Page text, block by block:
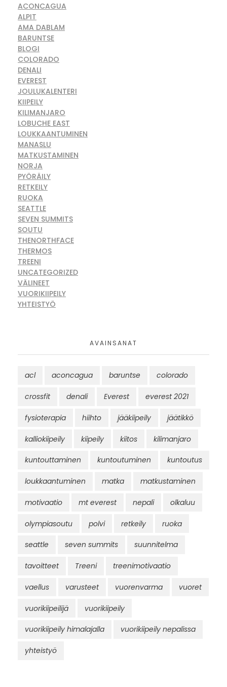
ACONCAGUA
ALPIT
AMA DABLAM
BARUNTSE
BLOGI
COLORADO
DENALI
EVEREST
JOULUKALENTERI
KIIPEILY
KILIMANJARO
LOBUCHE EAST
LOUKKAANTUMINEN
MANASLU
MATKUSTAMINEN
NORJA
PYÖRÄILY
RETKEILY
RUOKA
SEATTLE
SEVEN SUMMITS
SOUTU
THENORTHFACE
THERMOS
TREENI
UNCATEGORIZED
VÄLINEET
VUORIKIIPEILY
YHTEISTYÖ
AVAINSANAT
acl aconcagua baruntse colorado
crossfit denali Everest everest 2021
fysioterapia hiihto jääkiipeily jäätikkö
kalliokiipeily kiipeily kiitos kilimanjaro
kuntouttaminen kuntoutuminen kuntoutus
loukkaantuminen matka matkustaminen
motivaatio mt everest nepali olkaluu
olympiasoutu polvi retkeily ruoka
seattle seven summits suunnitelma
tavoitteet Treeni treenimotivaatio
vaellus varusteet vuorenvarma vuoret
vuorikiipeilijä vuorikiipeily
vuorikiipeily himalajalla vuorikiipeily nepalissa
yhteistyö